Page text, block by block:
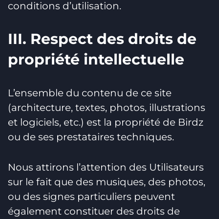
conditions d’utilisation.
III. Respect des droits de
propriété intellectuelle
L’ensemble du contenu de ce site
(architecture, textes, photos, illustrations
et logiciels, etc.) est la propriété de Birdz
ou de ses prestataires techniques.
Nous attirons l’attention des Utilisateurs
sur le fait que des musiques, des photos,
ou des signes particuliers peuvent
également constituer des droits de